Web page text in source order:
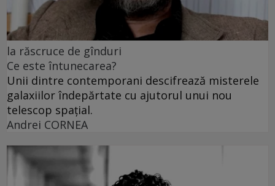
la răscruce de gînduri
Ce este întunecarea?
Unii dintre contemporani descifrează misterele
galaxiilor îndepărtate cu ajutorul unui nou
telescop spațial.
Andrei CORNEA